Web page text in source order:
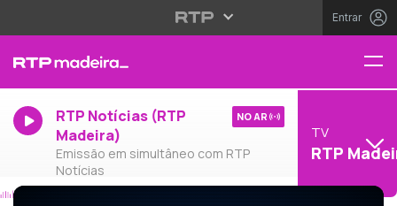
Entrar
RTP Notícias (RTP
Madeira)
Emissão em simultâneo com RTP
Notícias
NO AR
TV
RTP